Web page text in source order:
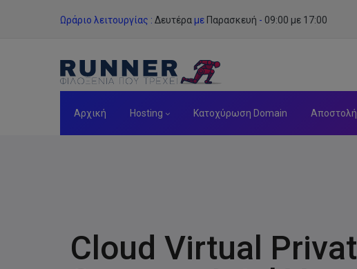
Ωράριο λειτουργίας : Δευτέρα με Παρασκευή - 09:00 με 17:00
Αρχική Hosting Κατοχύρωση Domain
Cloud Virtual